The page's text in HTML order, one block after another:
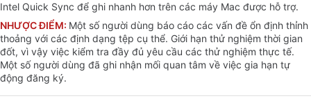
Intel Quick Sync để ghi nhanh hơn trên các máy Mac được hỗ trợ.
NHƯỢC ĐIỂM: Một số người dùng báo cáo các vấn đề ổn định thỉnh
thoảng với các định dạng tệp cụ thể. Giới hạn thử nghiệm thời gian
đốt, vì vậy việc kiểm tra đầy đủ yêu cầu các thử nghiệm thực tế.
Một số người dùng đã ghi nhận mối quan tâm về việc gia hạn tự
động đăng ký.